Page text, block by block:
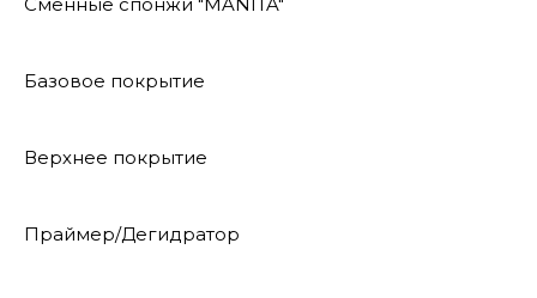
Базовое покрытие
Верхнее покрытие
Праймер/Дегидратор